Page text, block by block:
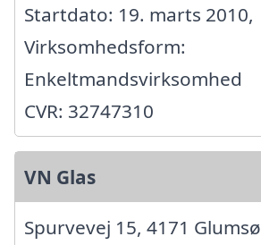
Startdato: 19. marts 2010,
Virksomhedsform:
Enkeltmandsvirksomhed
CVR: 32747310
VN Glas
Spurvevej 15, 4171 Glumsø